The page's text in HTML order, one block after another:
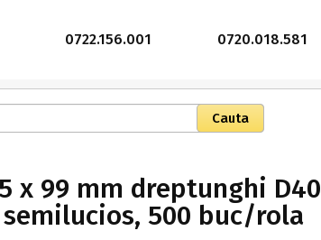
0722.156.001 0720.018.581
x 99 mm dreptunghi D40
500 buc/rola